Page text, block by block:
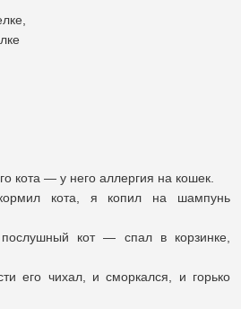
кота — у него аллергия на кошек.
кота, я копил на шампунь
кот — спал в корзинке,
его чихал, и сморкался, и горько